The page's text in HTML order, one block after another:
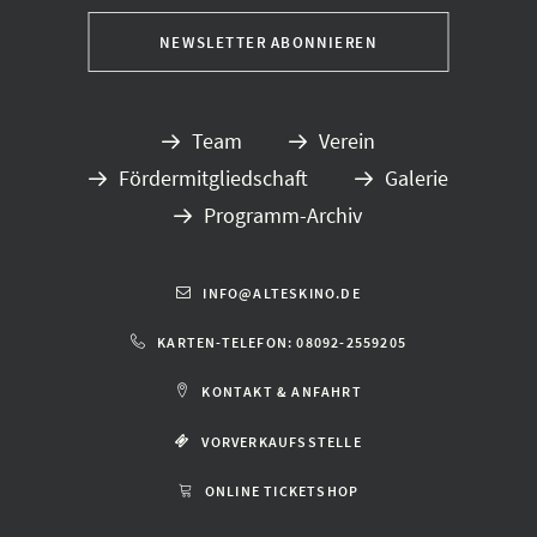
Team
Verein
Fördermitgliedschaft
Galerie
Programm-Archiv
INFO@ALTESKINO.DE
KARTEN-TELEFON: 08092-2559205
KONTAKT & ANFAHRT
VORVERKAUFSSTELLE
ONLINE TICKETSHOP